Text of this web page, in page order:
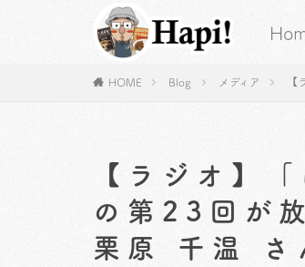
HOME Blog メディア 【
【ラジオ】
の第23回が
栗原 千温 さ